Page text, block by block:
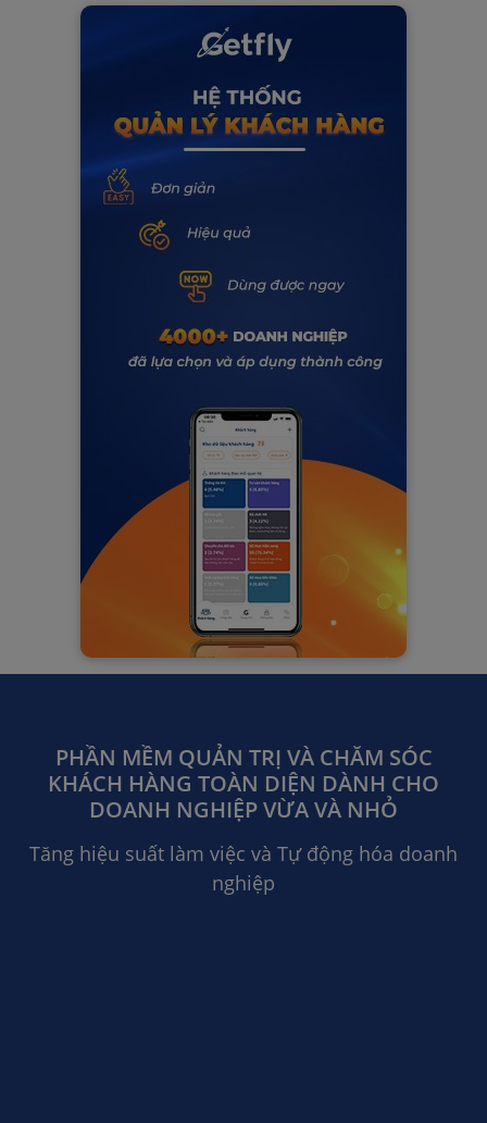
PHẦN MỀM QUẢN TRỊ VÀ CHĂM SÓC
KHÁCH HÀNG TOÀN DIỆN DÀNH CHO
DOANH NGHIỆP VỪA VÀ NHỎ
Tăng hiệu suất làm việc và Tự động hóa doanh
nghiệp